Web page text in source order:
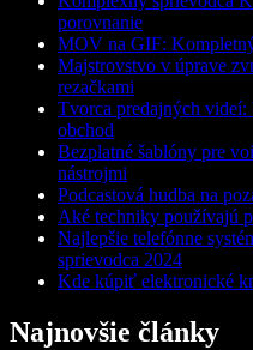
porovnanie
MOV na GIF:
Majstrovstvo v úprave
rezačkami
Tvorca predajných videí:
obchod
Bezplatné šablóny pre
nástrojmi
Podcastová hudba na
Aké techniky používajú
Najlepšie telefónne
sprievodca 2024
Kde kúpiť elektronické
Najnovšie články